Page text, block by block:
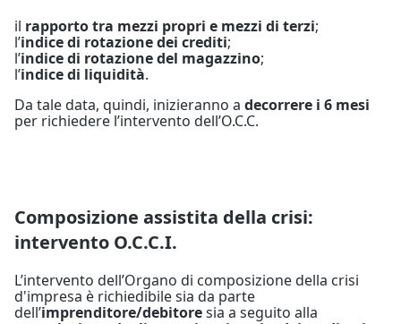
il rapporto tra mezzi propri e mezzi di terzi;
l’indice di rotazione dei crediti;
l’indice di rotazione del magazzino;
l’indice di liquidità.
Da tale data, quindi, inizieranno a decorrere i 6 mesi
per richiedere l’intervento dell’O.C.C.
Composizione assistita della crisi:
intervento O.C.C.I.
L’intervento dell’Organo di composizione della crisi
d'impresa è richiedibile sia da parte
dell’imprenditore/debitoresia a seguito alla